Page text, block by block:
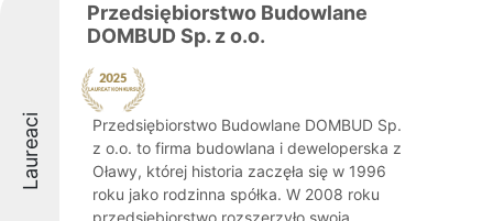
Laureaci
Przedsiębiorstwo Budowlane
DOMBUD Sp. z o.o.
Przedsiębiorstwo Budowlane DOMBUD Sp.
z o.o. to firma budowlana i deweloperska z
Oławy, której historia zaczęła się w 1996
roku jako rodzinna spółka. W 2008 roku
przedsiębiorstwo rozszerzyło swoją